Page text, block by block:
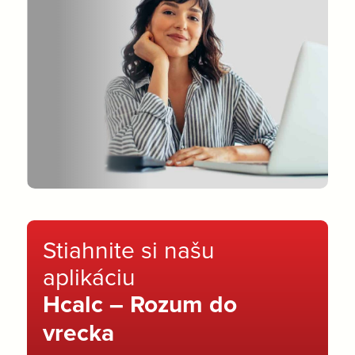
Stiahnite si našu
aplikáciu
Hcalc – Rozum do
vrecka